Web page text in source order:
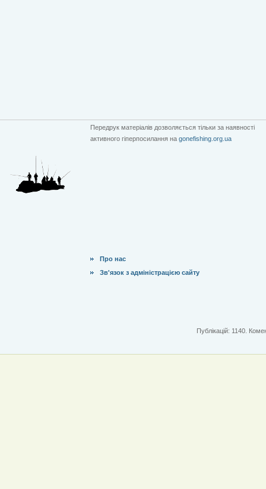
Передрук матеріалів дозволяється тільки за наявності
активного гіперпосилання на gonefishing.org.ua
Про нас
Зв'язок з адміністрацією сайту
Публікацій: 1140.